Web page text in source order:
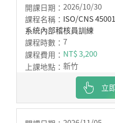
2026/10/30
ISO/CNS
系統內部稽核員訓練
7
NT$ 3,200
新竹
立